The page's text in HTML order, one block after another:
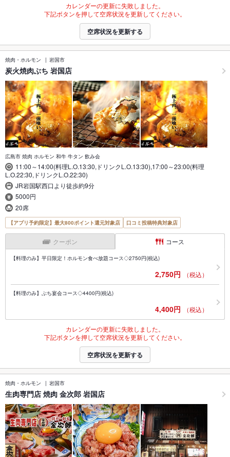
カレンダーの更新に失敗しました。
下記ボタンを押して空席状況を更新してください。
空席状況を更新する
焼肉・ホルモン 岩国市
炭火焼肉ぶち 岩国店
広島市 焼肉 ホルモン 和牛 牛タン 飲み会
11:00～14:00(料理L.O.13:30,ドリンクL.O.13:30),17:00～23:00(料理
L.O.22:30,ドリンクL.O.22:30)
JR岩国駅西口より徒歩約9分
5000円
20席
【アプリ予約限定】最大800ポイント還元対象店 口コミ投稿特典対象店
クーポン コース
【料理のみ】平日限定！ホルモン食べ放題コース◇2750円(税込)
2,750円 （税込）
【料理のみ】ぶち宴会コース◇4400円(税込)
4,400円 （税込）
カレンダーの更新に失敗しました。
下記ボタンを押して空席状況を更新してください。
空席状況を更新する
焼肉・ホルモン 岩国市
生肉専門店 焼肉 金次郎 岩国店